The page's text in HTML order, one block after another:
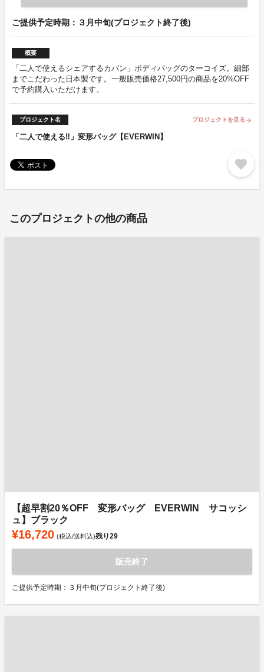
ご提供予定時期：３月中旬(プロジェクト終了後)
概要
「二人で使えるシェアするカバン」ボディバッグのターコイズ。細部
までこだわった日本製です。一般販売価格27,500円の商品を20%OFF
で予約購入いただけます。
プロジェクト名 プロジェクトを見る arrow_forward
「二人で使える‼」変形バッグ【EVERWIN】
favorite
このプロジェクトの他の商品
【超早割20％OFF 変形バッグ EVERWIN サコッシ
ュ】ブラック
¥16,720 (税込/送料込)残り29
販売終了
ご提供予定時期：３月中旬(プロジェクト終了後)